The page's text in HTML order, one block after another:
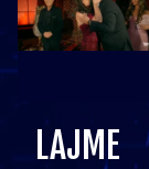
LAJME